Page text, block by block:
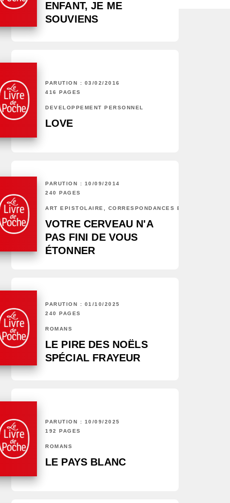
ENFANT, JE ME
SOUVIENS
PARUTION : 03/02/2016
416 PAGES
DÉVELOPPEMENT PERSONNEL
LOVE
PARUTION : 10/09/2014
240 PAGES
ART ÉPISTOLAIRE, CORRESPONDANCES ET CHRONIQUES
VOTRE CERVEAU N'A
PAS FINI DE VOUS
ÉTONNER
PARUTION : 01/10/2025
240 PAGES
ROMANS
LE PIRE DES NOËLS
SPÉCIAL FRAYEUR
PARUTION : 10/09/2025
192 PAGES
ROMANS
LE PAYS BLANC